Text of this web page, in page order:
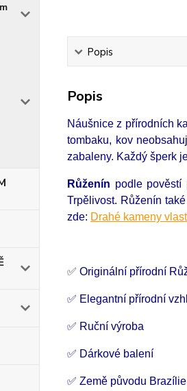
Popis
Popis
Náušnice z přírodních
tombaku, kov
zabaleny. Každý šperk
Růženín podle pověstí
Trpělivost. Růženín
zde: Drahé kameny
✅ Originální přírodní
✅ Elegantní přírodní
✅ Ruční výroba
✅ Dárkové balení
✅ Země původu Brazílie